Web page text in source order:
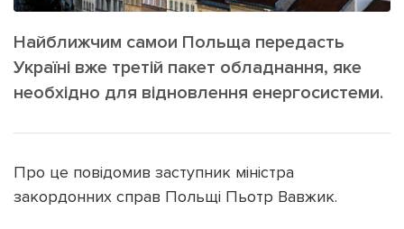
Розслідування
Погляди
Ініціативи
Лонгріди
Зв'язатися з нами
[email protected] Реклама на сайті
Найближчим самои Польща передасть
Україні вже третій пакет обладнання, яке
необхідно для відновлення енергосистеми.
Про це повідомив заступник міністра
закордонних справ Польщі Пьотр Вавжик.